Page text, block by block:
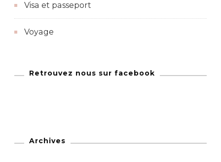
Visa et passeport
Voyage
Retrouvez nous sur facebook
Archives